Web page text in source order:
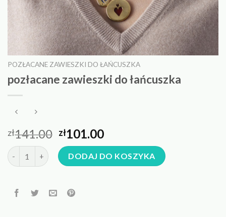
POZŁACANE ZAWIESZKI DO ŁAŃCUSZKA
pozłacane zawieszki do łańcuszka
zł141.00 zł101.00
ilość pozłacane zawieszki do łańcuszka
DODAJ DO KOSZYKA